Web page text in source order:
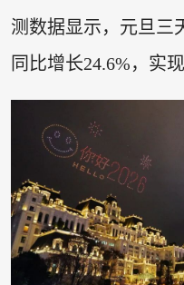
测数据显示，元旦三
同比增长24.6%，实